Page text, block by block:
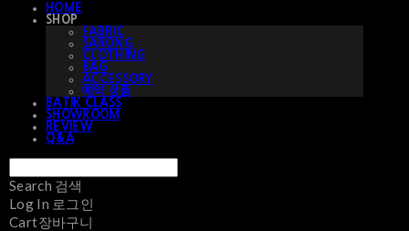
HOME
SHOP
FABRIC
SARONG
CLOTHING
BAG
ACCESSORY
예약 상품
BATIK CLASS
SHOWROOM
REVIEW
Q&A
Search 검색
Log In 로그인
Cart장바구니